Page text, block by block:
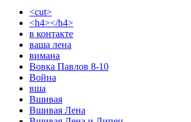
<cut>
<h4></h4>
в контакте
ваша лена
вимана
Вовка Павлов 8-10
Война
вша
Вшивая
Вшивая Лена